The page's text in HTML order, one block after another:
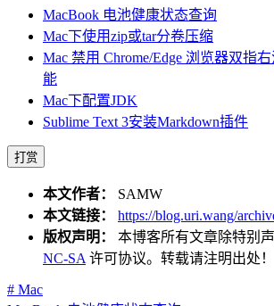
MacBook 电池健康状态查询
Mac下使用zip或tar分卷压缩
Mac 禁用 Chrome/Edge 浏览器双指
能
Mac下配置JDK
Sublime Text 3安装Markdown插件
打赏
本文作者： SAMW
本文链接：
https://blog.uri.wang/
版权声明： 本博客所有文章除特别
NC-SA 许可协议。转载请注明出处！
# Mac